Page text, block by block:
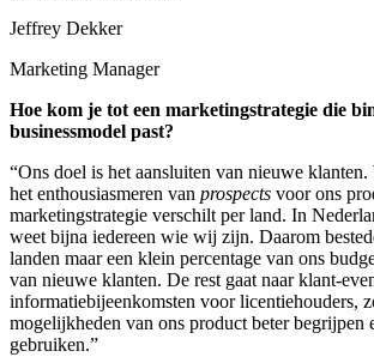
Jeffrey Dekker
Marketing Manager
Hoe kom je tot een marketingstrategie die
businessmodel past?
“Ons doel is het aansluiten van nieuwe
het enthousiasmeren van prospects voor ons
marketingstrategie verschilt per land. In
weet bijna iedereen wie wij zijn. Daarom
landen maar een klein percentage van ons
van nieuwe klanten. De rest gaat naar klant-
informatiebijeenkomsten voor licentiehouders,
mogelijkheden van ons product beter begrijpen
gebruiken.”